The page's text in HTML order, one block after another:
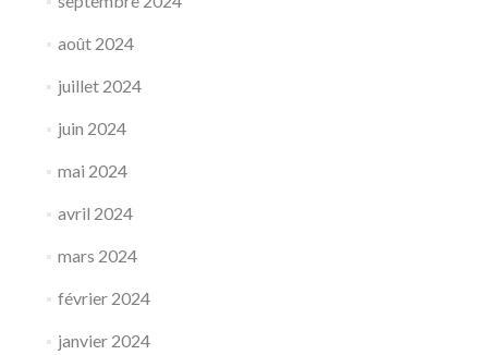
août 2024
juillet 2024
juin 2024
mai 2024
avril 2024
mars 2024
février 2024
janvier 2024